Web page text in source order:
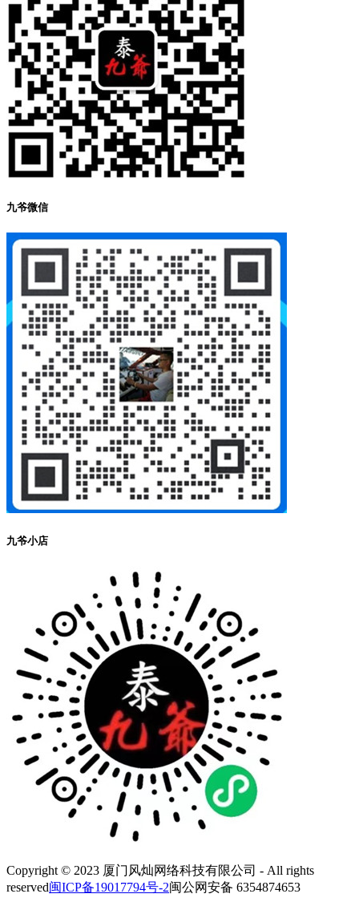
九爷微信
九爷小店
Copyright © 2023 厦门风灿网络科技有限公司 - All rights
reserved闽ICP备19017794号-2闽公网安备 6354874653